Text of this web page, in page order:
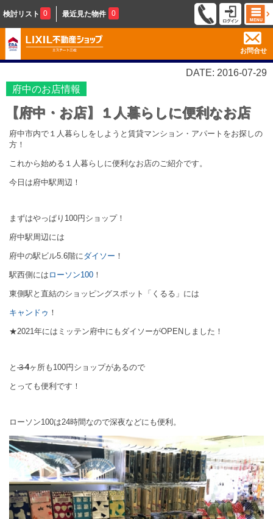
検討リスト 0 最近見た物件 0
お問合せ
DATE: 2016-07-29
府中のお店情報
【府中・お店】１人暮らしに便利なお店
府中市内で１人暮らしをしようと賃貸マンション・アパートをお探しの
方！
これから始める１人暮らしに便利なお店のご紹介です。
今日は府中駅周辺！
まずはやっぱり100円ショップ！
府中駅周辺には
府中の駅ビル5.6階にダイソー ！
駅西側には ローソン100 ！
東側駅と直結のショッピングスポット「くるる」には
キャンドゥ ！
★2021年にはミッテン府中にもダイソーがOPENしました！
と ３4ヶ所も100円ショップがあるので
とっても便利です！
ローソン100は24時間なので深夜などにも便利。